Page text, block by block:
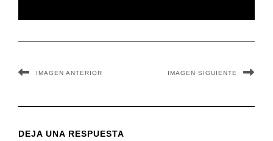
IMAGEN ANTERIOR IMAGEN SIGUIENTE
DEJA UNA RESPUESTA